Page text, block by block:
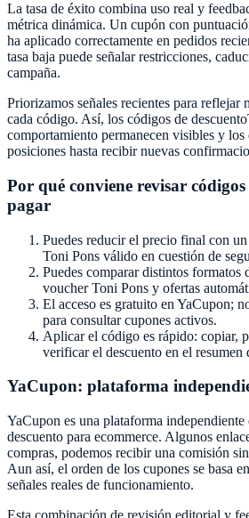
La tasa de éxito combina uso real y
métrica dinámica. Un cupón con
ha aplicado correctamente en pedidos
tasa baja puede señalar restricciones,
campaña.
Priorizamos señales recientes para reflejar
cada código. Así, los códigos de descuento
comportamiento permanecen visibles y
posiciones hasta recibir nuevas
Por qué conviene revisar
pagar
Puedes reducir el precio final con
Toni Pons válido en cuestión de
Puedes comparar distintos formatos
voucherToni Pons y ofertas
El acceso es gratuito en YaCupon;
para consultar cupones activos.
Aplicar el código es rápido: copiar,
verificar el descuento en el resumen
YaCupon: plataforma
YaCupon es una plataforma
descuento para ecommerce. Algunos
compras, podemos recibir una comisión
Aun así, el orden de los cupones se basa
señales reales de funcionamiento.